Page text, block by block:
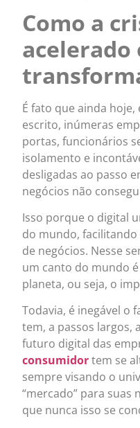
Como a
acelerado
É fato que ainda
escrito, inúmeras
portas, funcionários
isolamento e
desligadas ao passo
negócios não
Isso porque o digital
do mundo, facilitando
de negócios. Nesse
um canto do mundo
planeta, ou seja, o
Todavia, é inegável o
tem, a passos largos,
futuro digital das
consumidortem se
sempre visando o
“mercado” para suas
que nunca isso se